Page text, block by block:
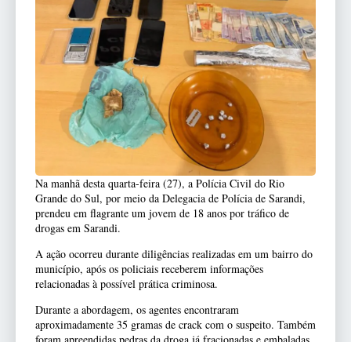
Na manhã desta quarta-feira (27), a Polícia Civil do Rio
Grande do Sul, por meio da Delegacia de Polícia de Sarandi,
prendeu em flagrante um jovem de 18 anos por tráfico de
drogas em Sarandi.
A ação ocorreu durante diligências realizadas em um bairro do
município, após os policiais receberem informações
relacionadas à possível prática criminosa.
Durante a abordagem, os agentes encontraram
aproximadamente 35 gramas de crack com o suspeito. Também